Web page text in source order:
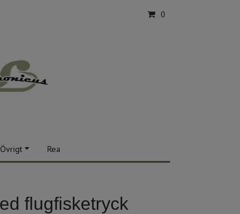
0
Övrigt Rea
flugfisketryck